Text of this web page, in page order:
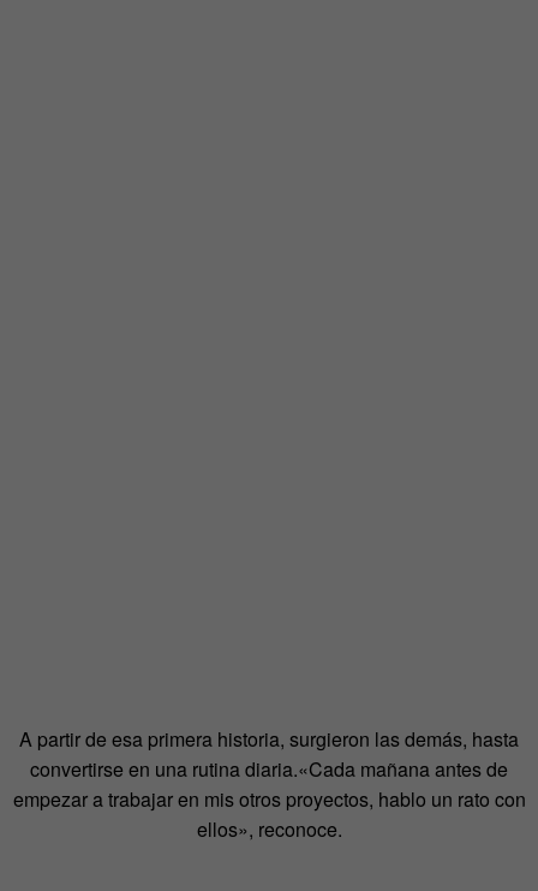
A partir de esa primera historia, surgieron las demás, hasta
convertirse en una rutina diaria.«Cada mañana antes de
empezar a trabajar en mis otros proyectos, hablo un rato con
ellos», reconoce.